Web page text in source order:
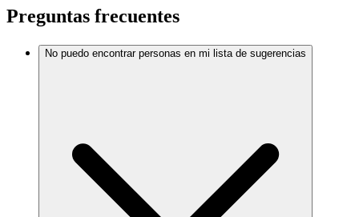
Preguntas frecuentes
No puedo encontrar personas en mi lista de sugerencias